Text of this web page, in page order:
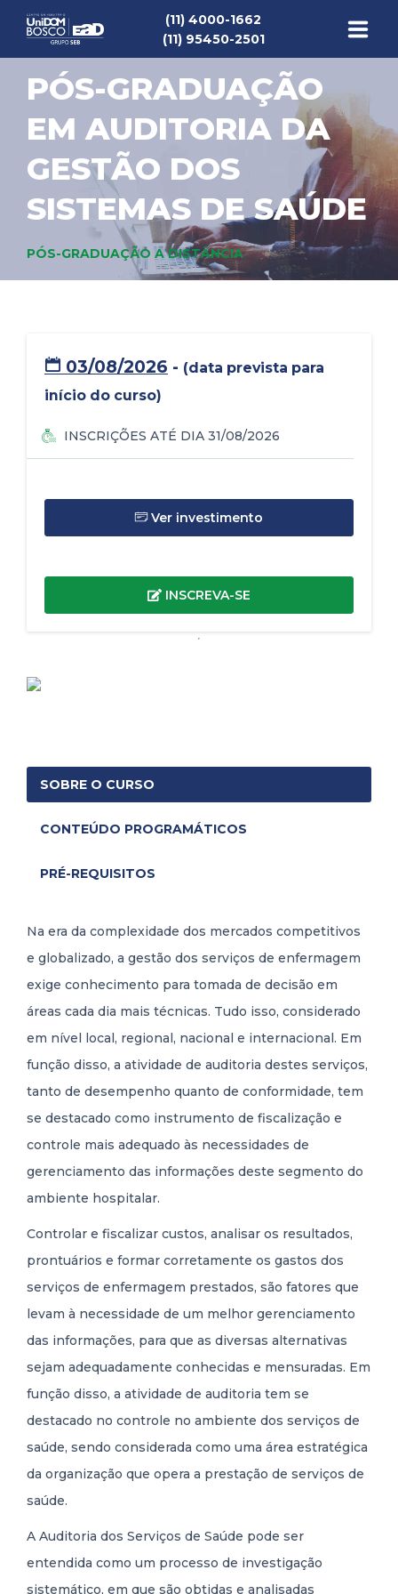
(11) 4000-1662
(11) 95450-2501
INSTITUCIONAL
PÓS-GRADUAÇÃO A DISTÂNCIA
NOTÍCIAS
MINHA CONTA
ÁREAS
Seja Bem-vindo !
PÓS-GRADUAÇÃO
EM AUDITORIA DA
GESTÃO DOS
SISTEMAS DE SAÚDE
PÓS-GRADUAÇÃO A DISTÂNCIA
03/08/2026 - (data prevista para
início do curso)
INSCRIÇÕES ATÉ DIA 31/08/2026
Ver investimento
INSCREVA-SE
SOBRE O CURSO
CONTEÚDO PROGRAMÁTICOS
PRÉ-REQUISITOS
Na era da complexidade dos mercados competitivos
e globalizado, a gestão dos serviços de enfermagem
exige conhecimento para tomada de decisão em
áreas cada dia mais técnicas. Tudo isso, considerado
em nível local, regional, nacional e internacional. Em
função disso, a atividade de auditoria destes serviços,
tanto de desempenho quanto de conformidade, tem
se destacado como instrumento de fiscalização e
controle mais adequado às necessidades de
gerenciamento das informações deste segmento do
ambiente hospitalar.
Controlar e fiscalizar custos, analisar os resultados,
prontuários e formar corretamente os gastos dos
serviços de enfermagem prestados, são fatores que
levam à necessidade de um melhor gerenciamento
das informações, para que as diversas alternativas
sejam adequadamente conhecidas e mensuradas. Em
função disso, a atividade de auditoria tem se
destacado no controle no ambiente dos serviços de
saúde, sendo considerada como uma área estratégica
da organização que opera a prestação de serviços de
saúde.
A Auditoria dos Serviços de Saúde pode ser
entendida como um processo de investigação
sistemático, em que são obtidas e analisadas